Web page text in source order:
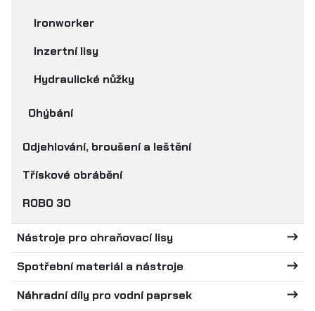
Ironworker
Inzertní lisy
Hydraulické nůžky
Ohýbání
Odjehlování, broušení a leštění
Třískové obrábění
ROBO 30
Nástroje pro ohraňovací lisy
Spotřební materiál a nástroje
Náhradní díly pro vodní paprsek